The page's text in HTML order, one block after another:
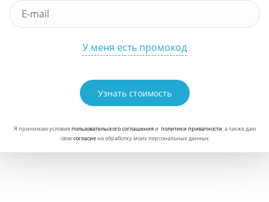
У меня есть промокод
Узнать стоимость
Я принимаю условияпользовательского соглашенияи политики приватности, а также даю
своесогласиена обработку моих персональных данных